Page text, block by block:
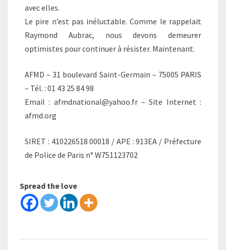
avec elles.
Le pire n’est pas inéluctable. Comme le rappelait
Raymond Aubrac, nous devons demeurer
optimistes pour continuer à résister. Maintenant.
AFMD – 31 boulevard Saint-Germain – 75005 PARIS
– Tél. : 01 43 25 84 98
Email : afmdnational@yahoo.fr – Site Internet :
afmd.org
SIRET : 410226518 00018 / APE : 913EA / Préfecture
de Police de Paris n° W751123702
Spread the love